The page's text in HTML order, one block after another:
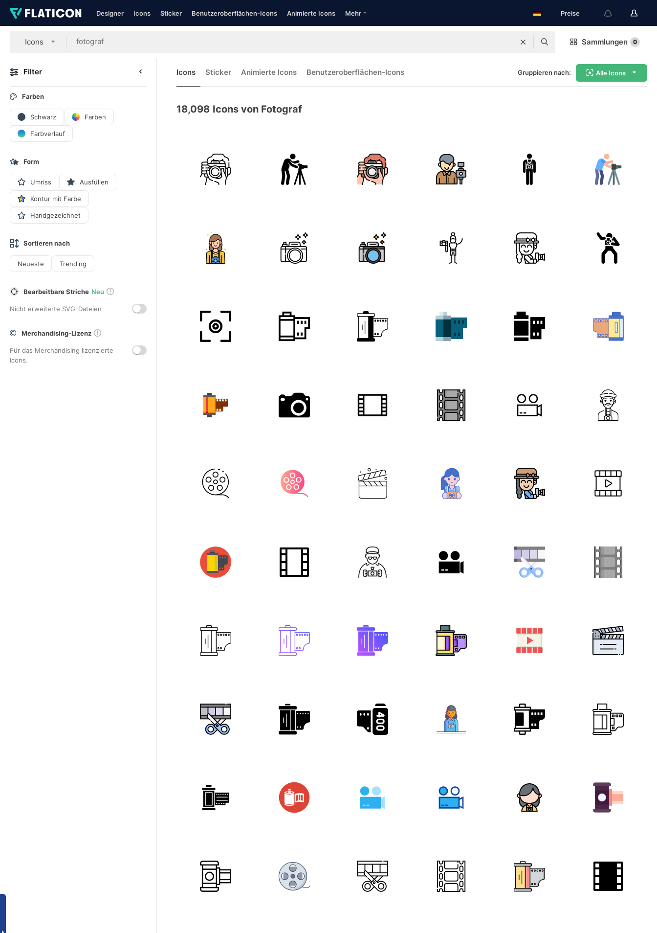
Designer Icons Sticker Benutzeroberflächen-Icons Animierte Icons Mehr Preise
Icons Sammlungen 0
Filter
Farben
Schwarz Farben
Farbverlauf
Form
Umriss Ausfüllen
Kontur mit Farbe
Handgezeichnet
Sortieren nach
Neueste Trending
Bearbeitbare Striche Neu
Nicht erweiterte SVG-Dateien
Merchandising-Lizenz
Für das Merchandising lizenzierte
Icons.
Icons Sticker Animierte Icons Benutzeroberflächen-Icons Gruppieren nach: Alle Icons
18,098 Icons von Fotograf